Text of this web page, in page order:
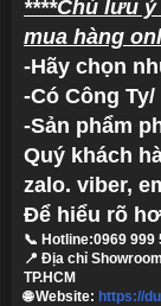
****Chú lưu
mua hàng
-Hãy chọn
-Có Công
-Sản phẩm
Quý khách
zalo. viber,
Để hiểu rõ
📞 Hotline:0969 999
📍 Địa chỉ
TP.HCM
🌐Website: https://